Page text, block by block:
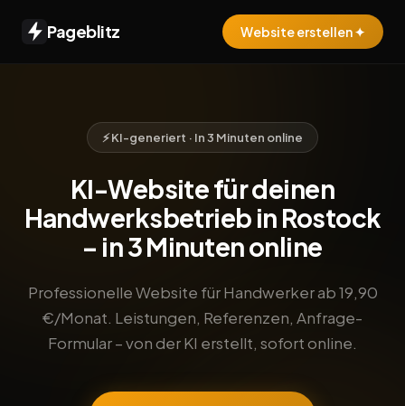
Pageblitz Website erstellen ✦
⚡ KI-generiert · In 3 Minuten online
KI-Website für deinen
Handwerksbetrieb in Rostock
– in 3 Minuten online
Professionelle Website für Handwerker ab 19,90
€/Monat. Leistungen, Referenzen, Anfrage-
Formular – von der KI erstellt, sofort online.